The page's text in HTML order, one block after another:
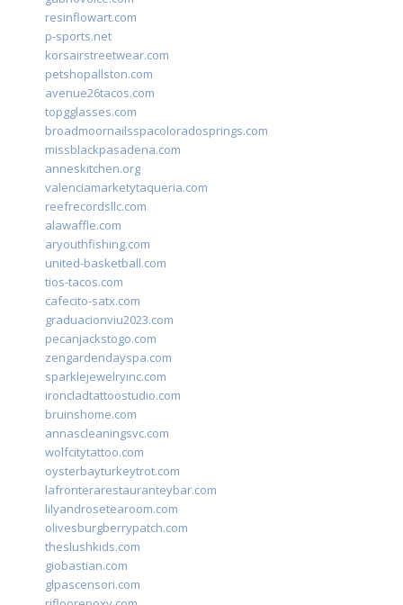
resinflowart.com
p-sports.net
korsairstreetwear.com
petshopallston.com
avenue26tacos.com
topgglasses.com
broadmoornailsspacoloradosprings.com
missblackpasadena.com
anneskitchen.org
valenciamarketytaqueria.com
reefrecordsllc.com
alawaffle.com
aryouthfishing.com
united-basketball.com
tios-tacos.com
cafecito-satx.com
graduacionviu2023.com
pecanjackstogo.com
zengardendayspa.com
sparklejewelryinc.com
ironcladtattoostudio.com
bruinshome.com
annascleaningsvc.com
wolfcitytattoo.com
oysterbayturkeytrot.com
lafronterarestauranteybar.com
lilyandrosetearoom.com
olivesburgberrypatch.com
theslushkids.com
giobastian.com
glpascensori.com